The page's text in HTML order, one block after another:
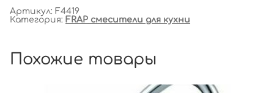
Артикул: F4419
Категория: FRAP смесители для кухни
Похожие товары